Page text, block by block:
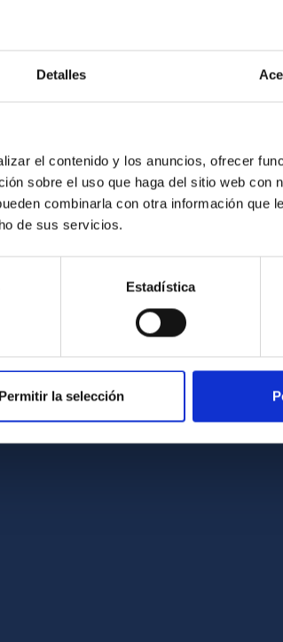
Detalles
el contenido y los anuncios, ofrecer
sobre el uso que haga del sitio web con
combinarla con otra información que
de sus servicios.
Estadística
Permitir la selección
IAC PORTAL
Sitemap
Privacy policy
Legal notice